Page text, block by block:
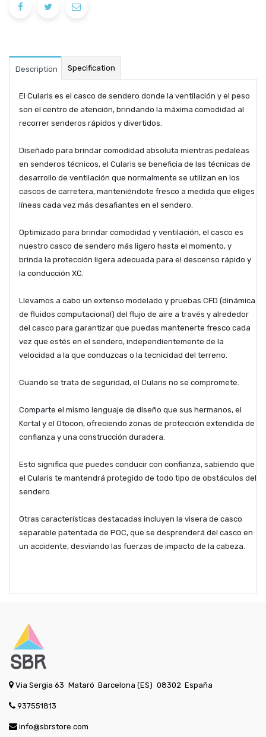
Description Specification
El Cularis es el casco de sendero donde la ventilación y el peso
son el centro de atención, brindando la máxima comodidad al
recorrer senderos rápidos y divertidos.
Diseñado para brindar comodidad absoluta mientras pedaleas
en senderos técnicos, el Cularis se beneficia de las técnicas de
desarrollo de ventilación que normalmente se utilizan en los
cascos de carretera, manteniéndote fresco a medida que eliges
líneas cada vez más desafiantes en el sendero.
Optimizado para brindar comodidad y ventilación, el casco es
nuestro casco de sendero más ligero hasta el momento, y
brinda la protección ligera adecuada para el descenso rápido y
la conducción XC.
Llevamos a cabo un extenso modelado y pruebas CFD (dinámica
de fluidos computacional) del flujo de aire a través y alrededor
del casco para garantizar que puedas mantenerte fresco cada
vez que estés en el sendero, independientemente de la
velocidad a la que conduzcas o la tecnicidad del terreno.
Cuando se trata de seguridad, el Cularis no se compromete.
Comparte el mismo lenguaje de diseño que sus hermanos, el
Kortal y el Otocon, ofreciendo zonas de protección extendida de
confianza y una construcción duradera.
Esto significa que puedes conducir con confianza, sabiendo que
el Cularis te mantendrá protegido de todo tipo de obstáculos del
sendero.
Otras características destacadas incluyen la visera de casco
separable patentada de POC, que se desprenderá del casco en
un accidente, desviando las fuerzas de impacto de la cabeza.
Via Sergia 63 Mataró Barcelona (ES) 08302 España
937551813
info@sbrstore.com